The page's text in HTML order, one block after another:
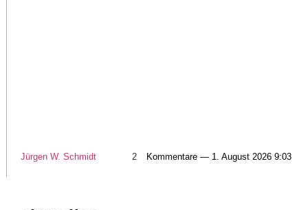
Jürgen W. Schmidt 2 Kommentare — 1. August 2026 9:03